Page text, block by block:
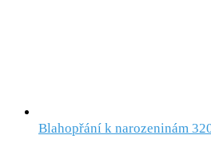
Blahopřání k narozeninám